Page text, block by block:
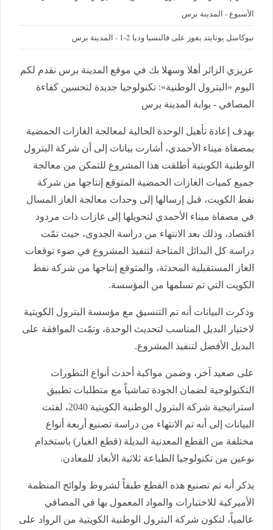
الأسبوع - المدينة برس
نيوكاسل يونايتد يفوز على فالنسيا وديا 2-1 - المدينة برس
عزيزي الزائر أهلا وسهلا بك في موقع المدينة برس نقدم لكم
اليوم «البترول الوطنية»: تكنولوجيا جديدة لتحسين كفاءة
المصافي - بوابة المدينة برس
بهدف إعادة تأهيل الوحدة الحالية لمعالجة الغازات الحمضية
بمصفاة ميناء الأحمدي، أشارت بيانات إلى أن شركة البترول
الوطنية الكويتية أطلقت هذا المشروع للتمكن من معالجة
جميع كميات الغازات الحمضية المتوقع إنتاجها من شركة
نفط الكويت، قبل إرسالها إلى وحدات معالجة الغاز المسال
في مصفاة ميناء الأحمدي لتحويلها إلى غازات ذات مردود
اقتصاد، وذلك بعد الانتهاء من دراسة الجدوى، حيث تمّت
دراسة كل البدائل المتاحة لتنفيذ المشروع في ضوء توقعات
الغاز المستقبلية المحدثة، والمتوقع إنتاجها من شركة نفط
الكويت التي تم تسلمها من المؤسسة.
وذكرت البيانات أنه تم التنسيق مع مؤسسة البترول الكويتية
لاختيار البديل المناسب لتحديث الوحدة، وتمّت الموافقة على
البديل الأفضل لتنفيذ المشروع.
على صعيد آخر، وضمن مواكبة أحدث أنواع التطورات
التكنولوجية لضمان الجودة تماشياً مع متطلبات تطبيق
استراتيجية شركة البترول الوطنية الكويتية 2040، لفتت
البيانات إلى أنه تم الانتهاء من دراسة تصنيع أربعة أنواع
مختلفة من القطع المعدنية البديلة (قطع الغيار) باستخدام
نوعين من تكنولوجيا الطباعة ثلاثية الأبعاد للمعادن.
يذكر أنه تم تصنيع هذه القطع طبقاً لشروط ولوائح المنظمة
الأميركية للاختبارات والمواد المعمول بها في المصافي
عالمياً، لتكون شركة البترول الوطنية الكويتية من الرواد على